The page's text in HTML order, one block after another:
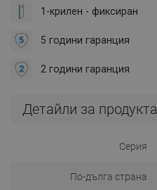
1-крилен - фиксиран
5 години гаранция
2 години гаранция
Детайли за продукта
Серия
По-дълга страна